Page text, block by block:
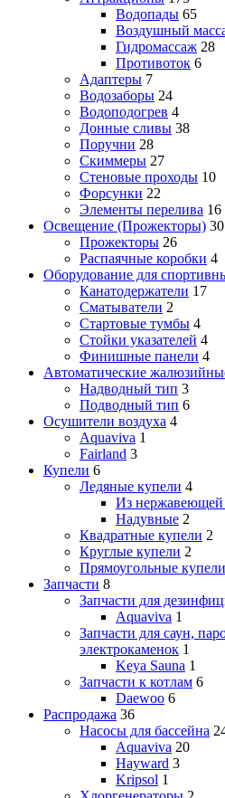
Водопады 65
Воздушный
Гидромассаж 28
Противоток 6
Адаптеры 7
Водозаборы 24
Водоподогрев 4
Донные сливы 38
Поручни 28
Скиммеры 27
Стеновые проходы 10
Форсунки 22
Элементы перелива 16
Освещение (Прожекторы) 30
Прожекторы 26
Распаячные коробки 4
Оборудование для
Канатодержатели 17
Сматыватели 2
Стартовые тумбы 4
Стойки указателей 4
Финишные панели 4
Автоматические
Надводный тип 3
Подводный тип 6
Осушители воздуха 4
Aquaviva 1
Fairland 3
Купели 6
Ледяные купели 4
Из нержавеющей
Надувные 2
Квадратные купели 2
Круглые купели 2
Прямоугольные купели
Запчасти 8
Запчасти для
Aquaviva 1
Запчасти для саун,
электрокаменок 1
Keya Sauna 1
Запчасти к котлам 6
Daewoo 6
Распродажа 36
Насосы для бассейна
Aquaviva 20
Hayward 3
Kripsol 1